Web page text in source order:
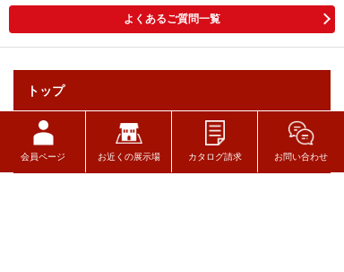
よくあるご質問一覧
トップ
注文住宅を建てる
会員ページ お近くの展示場 カタログ請求 お問い合わせ